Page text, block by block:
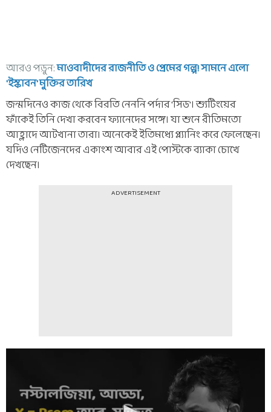
আরও পড়ুন:মাওবাদীদের রাজনীতি ও প্রেমের গল্প! সামনে এলো
'ইস্কাবন' মুক্তির তারিখ
জন্মদিনেও কাজ থেকে বিরতি নেননি পর্দার 'সিড'। শ্যুটিংয়ের
ফাঁকেই তিনি দেখা করবেন ফ্যানেদের সঙ্গে। যা শুনে রীতিমতো
আহ্লাদে আটখানা তারা। অনেকেই ইতিমধ্যে প্ল্যানিং করে ফেলেছেন।
যদিও নেটিজেনদের একাংশ আবার এই পোস্টকে ব্যাকা চোখে
দেখছেন।
ADVERTISEMENT